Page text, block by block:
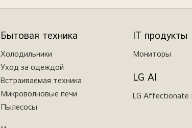
Бытовая техника
Холодильники
Уход за одеждой
Встраиваемая техника
Микроволновые печи
Пылесосы
IT продукты
Мониторы
LG AI
LG Affectionate